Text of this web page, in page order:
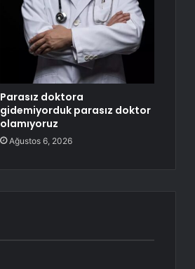
Parasız doktora
gidemiyorduk parasız doktor
olamıyoruz
Ağustos 6, 2026